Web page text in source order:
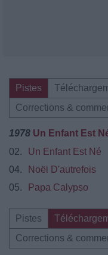
Pistes
Corrections &
1978 Un Enfant Est
02.
Un Enfant Est Né
04.
Noël D'autrefois
05.
Papa Calypso
Pistes
Corrections &